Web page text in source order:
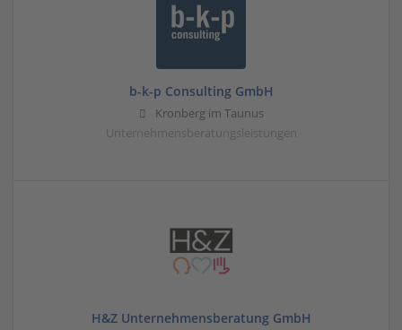
b-k-p Consulting GmbH
Kronberg im Taunus
Unternehmensberatungsleistungen
H&Z Unternehmensberatung GmbH